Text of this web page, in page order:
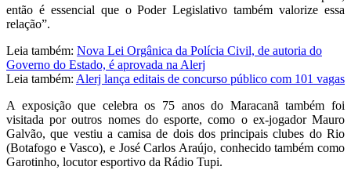
então é essencial que o Poder Legislativo também valorize essa
relação”.
Leia também: Nova Lei Orgânica da Polícia Civil, de autoria do
Governo do Estado, é aprovada na Alerj
Leia também: Alerj lança editais de concurso público com 101 vagas
A exposição que celebra os 75 anos do Maracanã também foi
visitada por outros nomes do esporte, como o ex-jogador Mauro
Galvão, que vestiu a camisa de dois dos principais clubes do Rio
(Botafogo e Vasco), e José Carlos Araújo, conhecido também como
Garotinho, locutor esportivo da Rádio Tupi.